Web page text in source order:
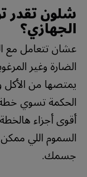
شلون تقدر
الجهازي؟
عشان تتعامل مع
الضارة وغير
يمتصها من الأكل
الحكمة تسوي
أقوى أجزاء
السموم اللي
جسمك.